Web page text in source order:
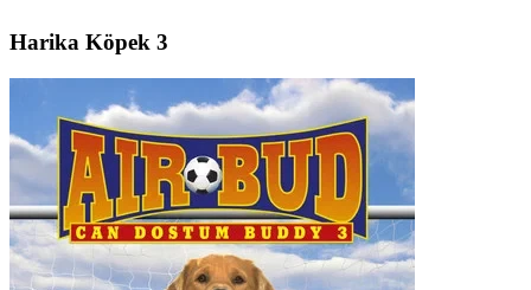
Harika Köpek 3